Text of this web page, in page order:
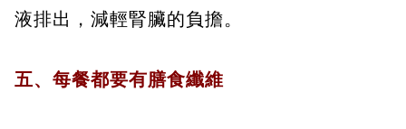
液排出，減輕腎臟的負擔。
五、每餐都要有膳食纖維